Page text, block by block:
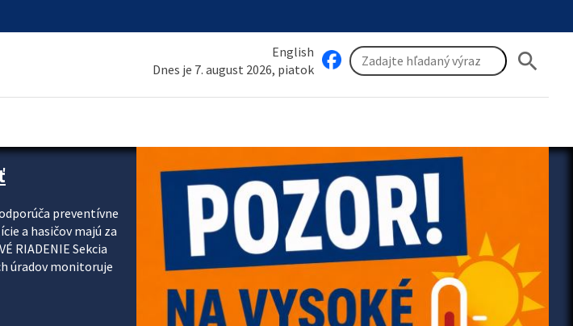
English
Dnes je 7. august 2026, piatok
search
preventívne
a hasičov majú za
RIADENIE Sekcia
úradov monitoruje